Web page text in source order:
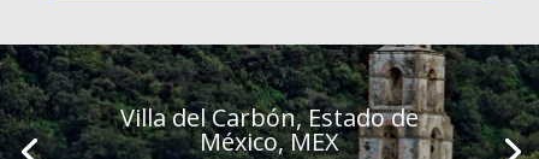
Villa del Carbón, Estado de
México, MEX